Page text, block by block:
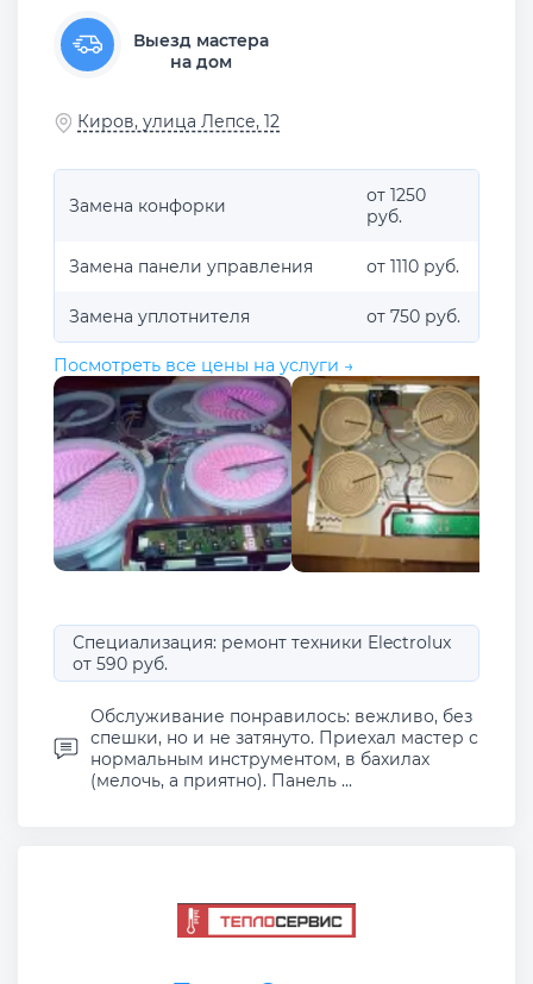
Выезд мастера
на дом
Киров, улица Лепсе, 12
Замена конфорки
от 1250
руб.
Замена панели управления от 1110 руб.
Замена уплотнителя от 750 руб.
Посмотреть все цены на услуги →
Специализация: ремонт техники Electrolux
от 590 руб.
Обслуживание понравилось: вежливо, без
спешки, но и не затянуто. Приехал мастер с
нормальным инструментом, в бахилах
(мелочь, а приятно). Панель ...